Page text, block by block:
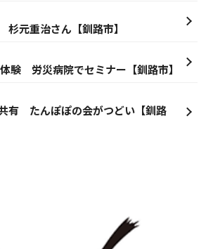
元重治さん【釧路市】
験 労災病院でセミナー【釧路市】
有 たんぽぽの会がつどい【釧路